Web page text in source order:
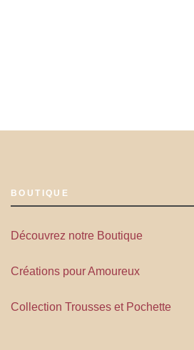
BOUTIQUE
Découvrez notre Boutique
Créations pour Amoureux
Collection Trousses et Pochette